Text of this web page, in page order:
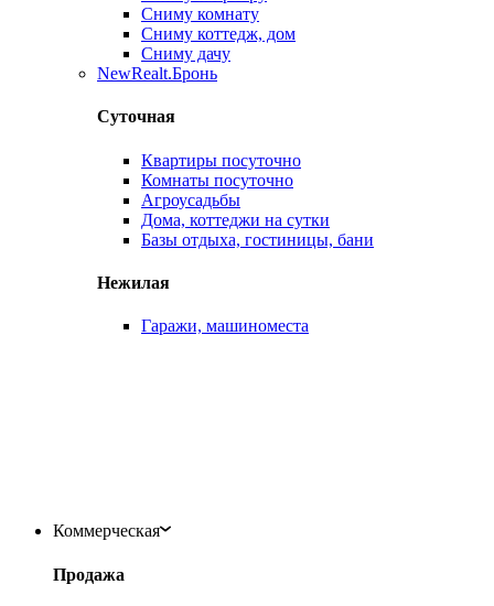
Сниму комнату
Сниму коттедж, дом
Сниму дачу
NewRealt.Бронь
Суточная
Квартиры посуточно
Комнаты посуточно
Агроусадьбы
Дома, коттеджи на сутки
Базы отдыха, гостиницы, бани
Нежилая
Гаражи, машиноместа
Коммерческая
Продажа